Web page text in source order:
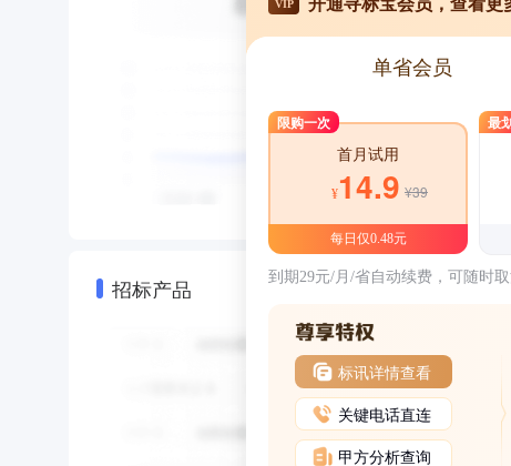
招标产品
VIP 开通寻标宝会员，查看更
单省会员
限购一次
首月试用
¥14.9 ¥39
每日仅0.48元
最
到期29元/月/省自动续费，可随时取
标讯详情查看
关键电话直连
甲方分析查询